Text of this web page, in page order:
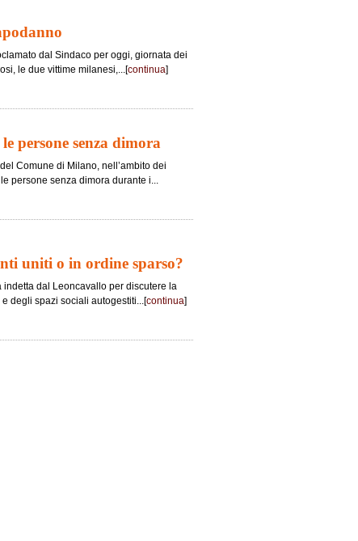
dal Sindaco per oggi, giornata dei
le due vittime milanesi,...[continua]
persone senza dimora
Comune di Milano, nell’ambito dei
persone senza dimora durante i...
uniti o in ordine sparso?
dal Leoncavallo per discutere la
degli spazi sociali autogestiti...[continua]